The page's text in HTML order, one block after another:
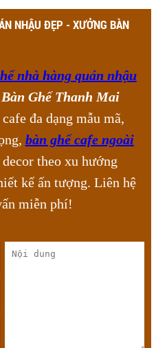
NHẬU ĐẸP - XƯỞNG BÀN
nhà hàng quán nhậu
Ghế Thanh Mai
đa dạng mẫu mã,
bàn ghế cafe ngoài
theo xu hướng
kế ấn tượng. Liên hệ
miễn phí!